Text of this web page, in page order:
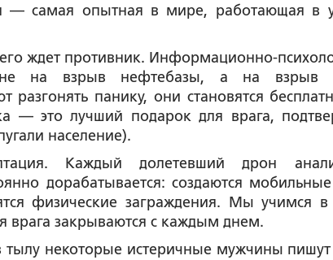
— самая опытная в мире, работающая в
ждет противник. Информационно-
на взрыв нефтебазы, а на взрыв
разгонять панику, они становятся
— это лучший подарок для врага,
население).
Каждый долетевший дрон
дорабатывается: создаются
физические заграждения. Мы учимся
врага закрываются с каждым днем.
некоторые истеричные мужчины